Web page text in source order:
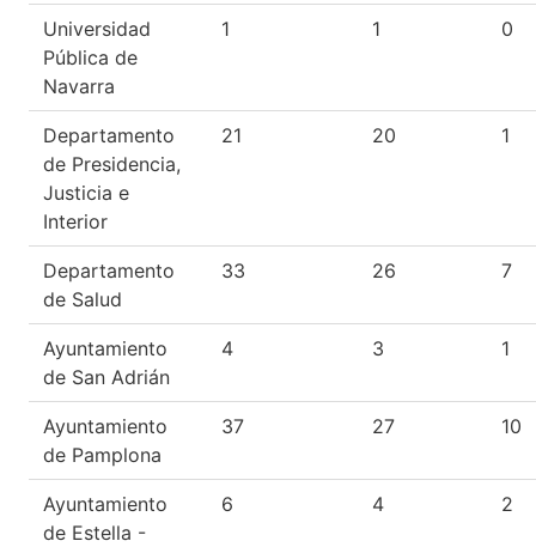
Universidad
Pública de
Navarra
1 1 0
Departamento
de Presidencia,
Justicia e
Interior
21 20 1
Departamento
de Salud
33 26 7
Ayuntamiento
de San Adrián
4 3 1
Ayuntamiento
de Pamplona
37 27 10
Ayuntamiento
de Estella -
6 4 2